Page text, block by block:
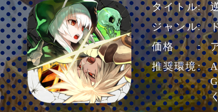
タイトル
ジャンル
価格
推奨環境